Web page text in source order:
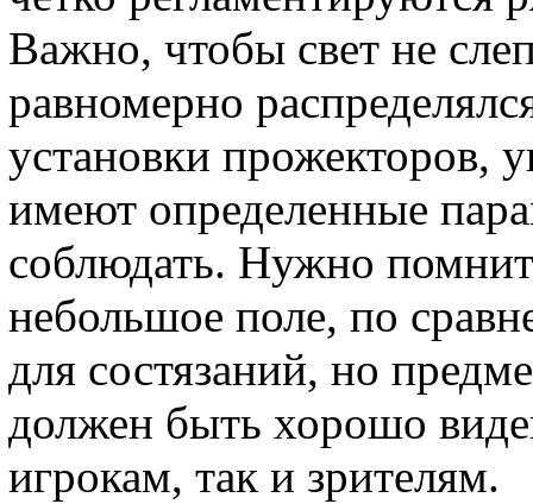
Важно, чтобы свет не
равномерно
установки прожекторов,
имеют определенные
соблюдать. Нужно
небольшое поле, по
для состязаний, но
должен быть хорошо
игрокам, так и зрителям.